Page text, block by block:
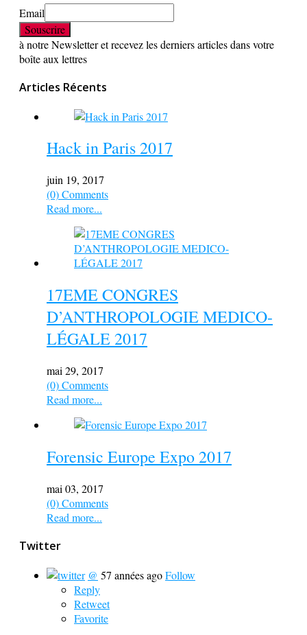
Email
à notre Newsletter et recevez les derniers articles dans votre
boîte aux lettres
Articles Récents
Hack in Paris 2017
juin 19, 2017
(0) Comments
Read more...
17EME CONGRES
D’ANTHROPOLOGIE MEDICO-
LÉGALE 2017
mai 29, 2017
(0) Comments
Read more...
Forensic Europe Expo 2017
mai 03, 2017
(0) Comments
Read more...
Twitter
@ 57 années agoFollow
Reply
Retweet
Favorite